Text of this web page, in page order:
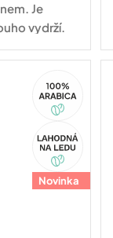
Je
vydrží.
Novinka
Arabica